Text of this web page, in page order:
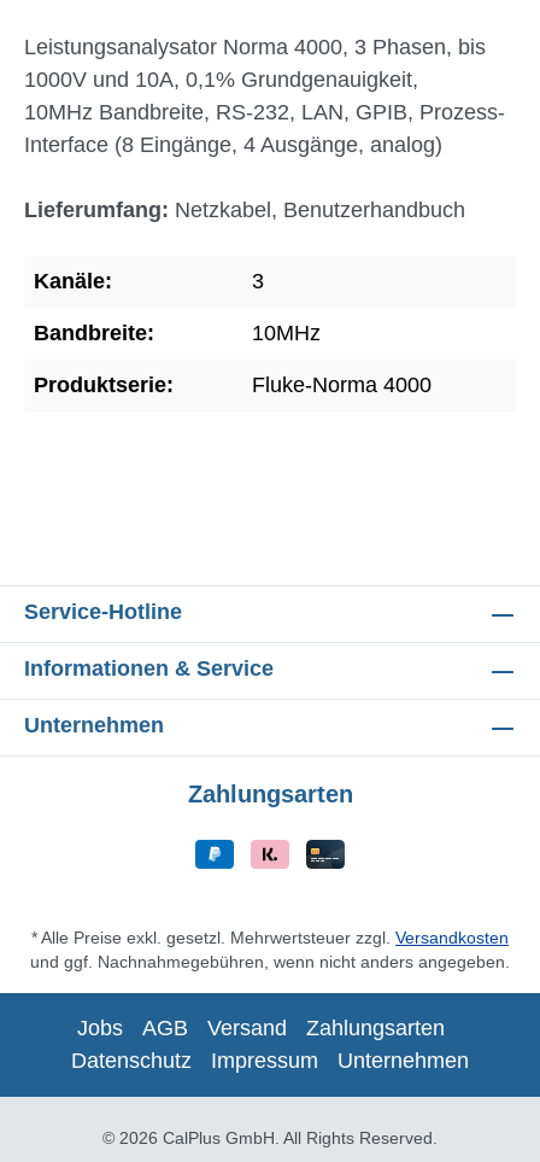
Leistungsanalysator Norma 4000, 3 Phasen, bis
1000V und 10A, 0,1% Grundgenauigkeit,
10MHz Bandbreite, RS-232, LAN, GPIB, Prozess-
Interface (8 Eingänge, 4 Ausgänge, analog)
Lieferumfang: Netzkabel, Benutzerhandbuch
Kanäle: 3
Bandbreite: 10MHz
Produktserie: Fluke-Norma 4000
Service-Hotline
Informationen & Service
Unternehmen
Zahlungsarten
* Alle Preise exkl. gesetzl. Mehrwertsteuer zzgl. Versandkosten
und ggf. Nachnahmegebühren, wenn nicht anders angegeben.
Jobs AGB Versand
Zahlungsarten
Datenschutz
Impressum Unternehmen
© 2026 CalPlus GmbH. All Rights Reserved.